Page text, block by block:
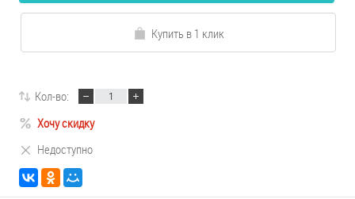
Купить в 1 клик
Кол-во:
Хочу скидку
Недоступно